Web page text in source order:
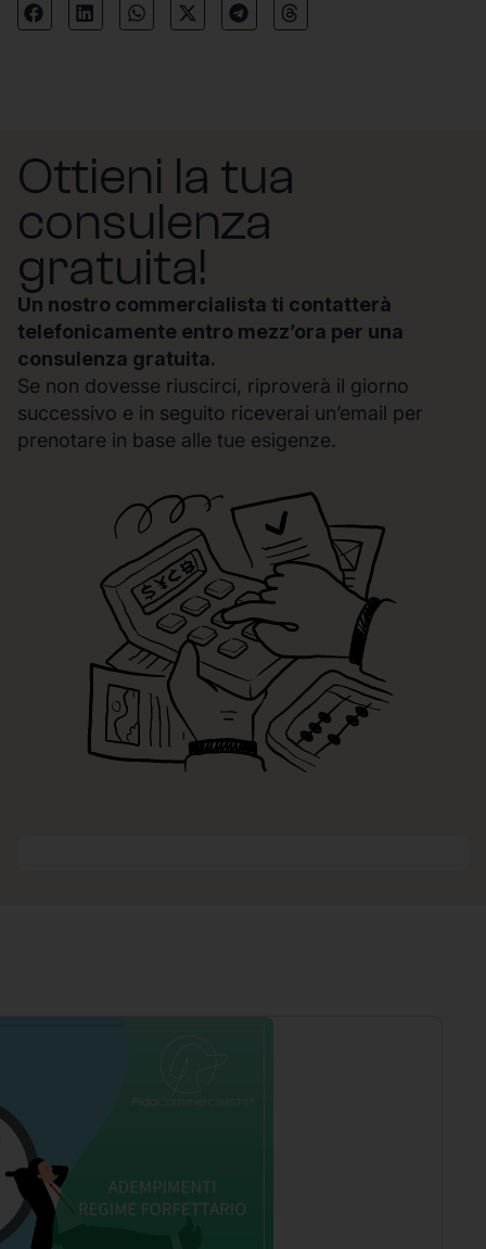
Ottieni la tua
consulenza
gratuita!
Un nostro commercialista ti contatterà
telefonicamente entro mezz’ora per una
consulenza gratuita.
Se non dovesse riuscirci, riproverà il giorno
successivo e in seguito riceverai un’email per
prenotare in base alle tue esigenze.